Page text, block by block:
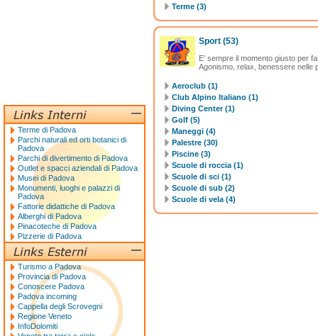
Terme (3)
Sport (53)
E' sempre il momento giusto per
Agonismo, relax, benessere nelle
Aeroclub (1)
Club Alpino Italiano (1)
Diving Center (1)
Golf (5)
Maneggi (4)
Palestre (30)
Piscine (3)
Scuole di roccia (1)
Scuole di sci (1)
Scuole di sub (2)
Scuole di vela (4)
Terme di Padova
Parchi naturali ed orti botanici di
Padova
Parchi di divertimento di Padova
Outlet e spacci aziendali di Padova
Musei di Padova
Monumenti, luoghi e palazzi di
Padova
Fattorie didattiche di Padova
Alberghi di Padova
Pinacoteche di Padova
Pizzerie di Padova
Turismo a Padova
Provincia di Padova
Conoscere Padova
Padova incoming
Cappella degli Scrovegni
Regione Veneto
InfoDolomiti